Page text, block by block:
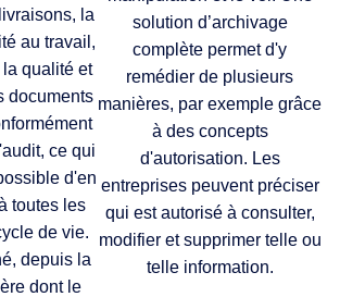
la
au travail,
la qualité et
documents
ce qui
d'en
toutes les
de vie.
depuis la
dont le
solution d’archivage
complète permet d'y
remédier de plusieurs
manières, par exemple grâce
à des concepts
d'autorisation. Les
entreprises peuvent préciser
qui est autorisé à consulter,
modifier et supprimer telle ou
telle information.